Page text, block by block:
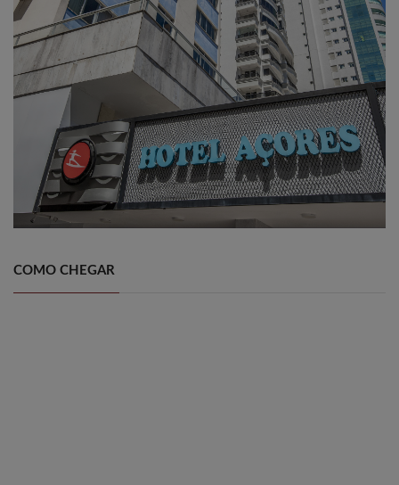
COMO CHEGAR